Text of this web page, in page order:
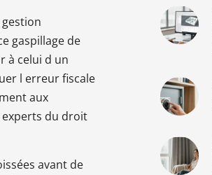
gaspillage de
à celui d un
l erreur fiscale
aux
du droit
avant de